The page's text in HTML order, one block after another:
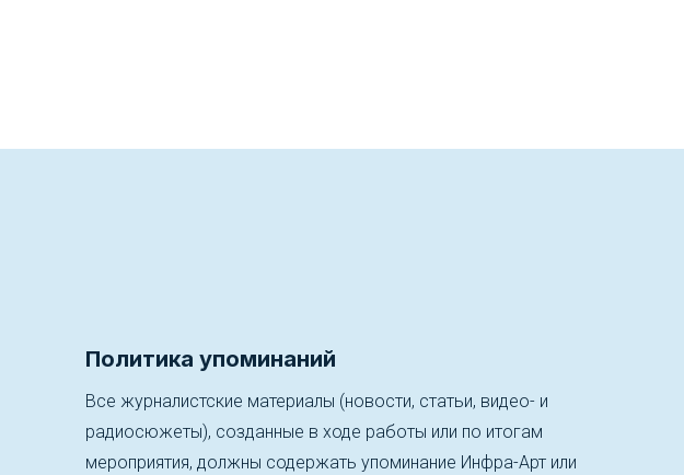
Политика упоминаний
Все журналистские материалы (новости, статьи, видео- и
радиосюжеты), созданные в ходе работы или по итогам
мероприятия, должны содержать упоминание Инфра-Арт или